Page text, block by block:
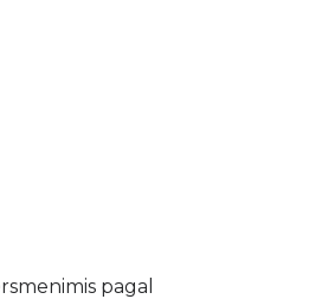
pagal